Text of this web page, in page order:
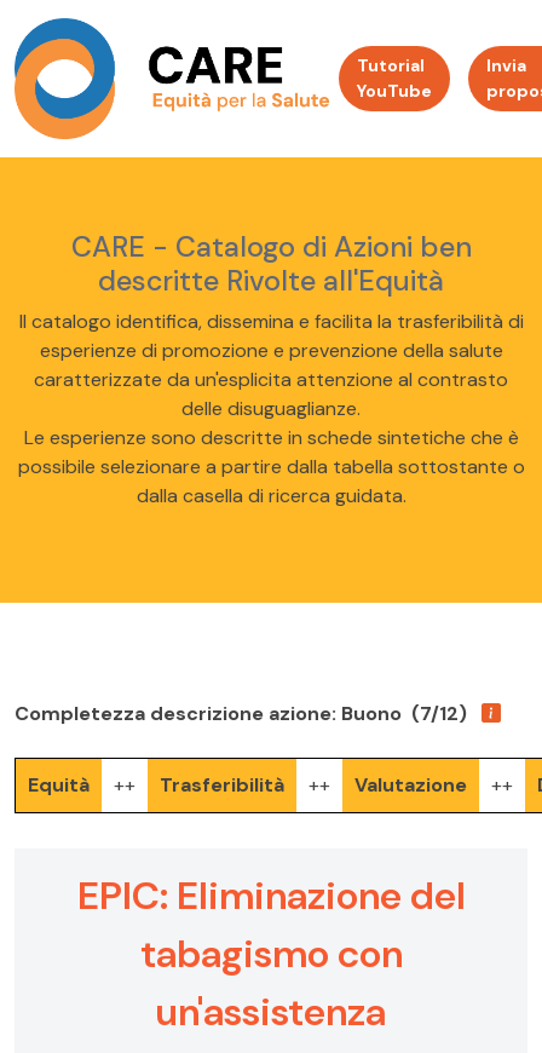
Tutorial
YouTube
Invia
CARE - Catalogo di Azioni ben
descritte Rivolte all'Equità
Il catalogo identifica, dissemina e facilita la trasferibilità di
esperienze di promozione e prevenzione della salute
caratterizzate da un'esplicita attenzione al contrasto
delle disuguaglianze.
Le esperienze sono descritte in schede sintetiche che è
possibile selezionare a partire dalla tabella sottostante o
dalla casella di ricerca guidata.
Completezza descrizione azione: Buono (7/12)
Equità ++ Trasferibilità ++ Valutazione ++
EPIC: Eliminazione del
tabagismo con
un'assistenza